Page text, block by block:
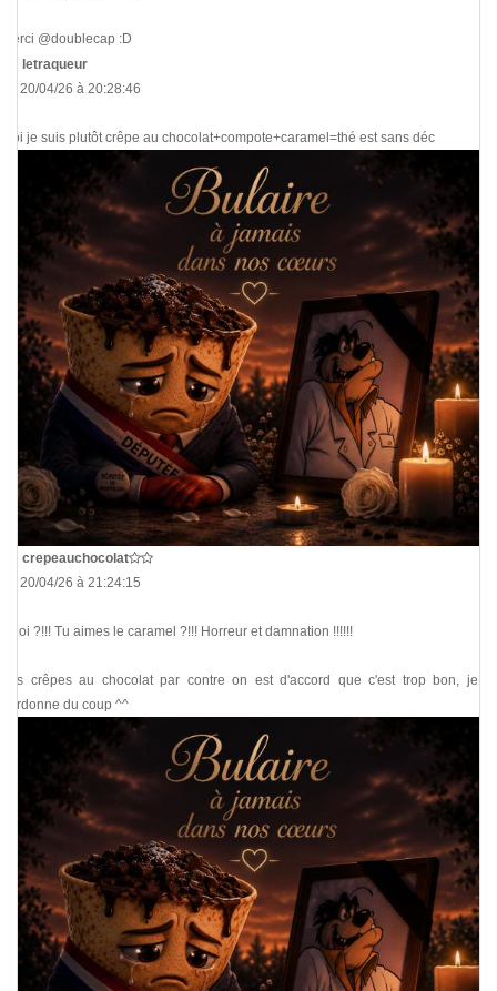
Merci @doublecap :D
letraqueur
Le 20/04/26 à 20:28:46
Moi je suis plutôt crêpe au chocolat+compote+caramel=thé est sans déc
crepeauchocolat
Le 20/04/26 à 21:24:15
Quoi ?!!! Tu aimes le caramel ?!!! Horreur et damnation !!!!!!
Les crêpes au chocolat par contre on est d'accord que c'est trop bon, je te
pardonne du coup ^^